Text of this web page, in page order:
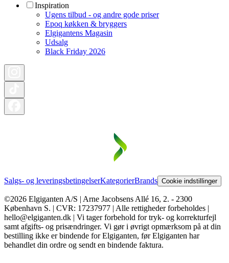
Inspiration
Ugens tilbud - og andre gode priser
Epoq køkken & bryggers
Elgigantens Magasin
Udsalg
Black Friday 2026
Salgs- og leveringsbetingelserKategorierBrands Cookie indstillinger
©2026 Elgiganten A/S | Arne Jacobsens Allé 16, 2. - 2300
København S. | CVR: 17237977 | Alle rettigheder forbeholdes |
hello@elgiganten.dk | Vi tager forbehold for tryk- og korrekturfejl
samt afgifts- og prisændringer. Vi gør i øvrigt opmærksom på at din
bestilling ikke er bindende for Elgiganten, før Elgiganten har
behandlet din ordre og sendt en bindende faktura.